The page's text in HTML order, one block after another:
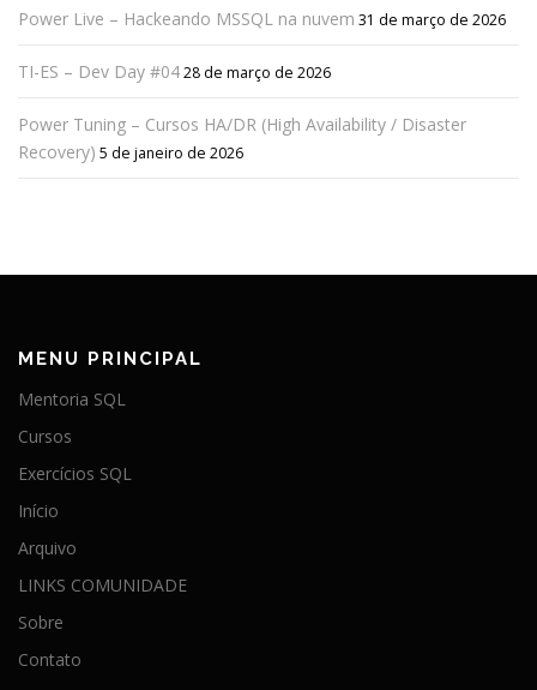
Power Live – Hackeando MSSQL na nuvem 31 de março de 2026
TI-ES – Dev Day #0428 de março de 2026
Power Tuning – Cursos HA/DR (High Availability / Disaster
Recovery) 5 de janeiro de 2026
MENU PRINCIPAL
Mentoria SQL
Cursos
Exercícios SQL
Início
Arquivo
LINKS COMUNIDADE
Sobre
Contato